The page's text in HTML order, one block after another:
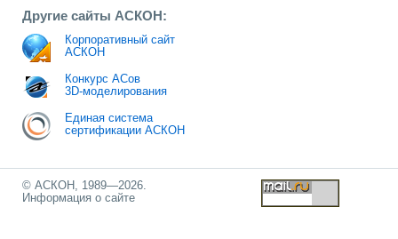
Другие сайты АСКОН:
Корпоративный сайт
АСКОН
Конкурс АСов
3D-моделирования
Единая система
сертификации АСКОН
© АСКОН, 1989—2026.
Информация о сайте